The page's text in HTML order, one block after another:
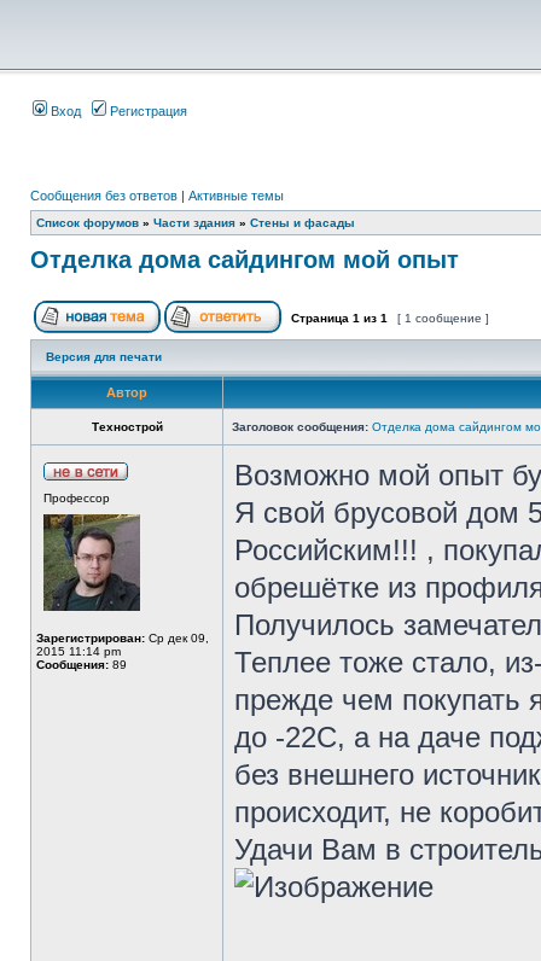
Вход Регистрация
Сообщения без ответов | Активные темы
Список форумов » Части здания » Стены и фасады
Отделка дома сайдингом мой опыт
Страница 1 из 1 [ 1 сообщение ]
Версия для печати
Автор
Технострой Заголовок сообщения: Отделка дома сайдингом
Профессор
Зарегистрирован: Ср дек 09,
2015 11:14 pm
Сообщения: 89
Возможно мой опыт
Я свой брусовой дом
Российским!!! ,
обрешётке из
Получилось
Теплее тоже стало,
прежде чем покупать
до -22С, а на даче
без внешнего
происходит, не
Удачи Вам в